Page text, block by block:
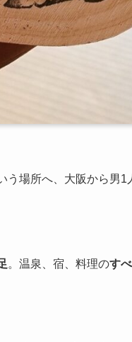
う場所へ、大阪から男1
。温泉、宿、料理のす